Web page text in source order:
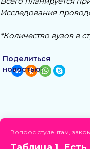
Поделиться
новостью:
Исследования
*Количество вузов в
Вопрос студентам,